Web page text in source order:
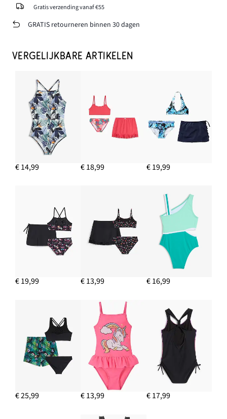
Gratis verzending vanaf €55
GRATIS retourneren binnen 30 dagen
VERGELIJKBARE ARTIKELEN
€ 14,99 € 18,99 € 19,99
€ 19,99 € 13,99 € 16,99
€ 25,99 € 13,99 € 17,99